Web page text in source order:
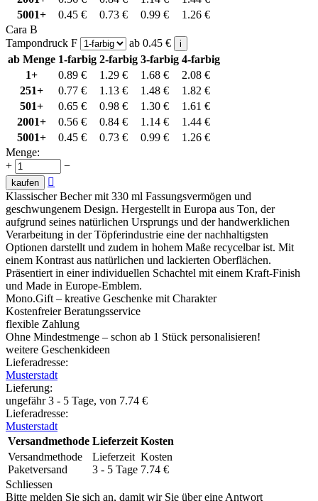
5001+
0.45 € 0.73 € 0.99 € 1.26 €
Cara B
Tampondruck F
ab 0.45 € i
ab Menge 1-farbig 2-farbig 3-farbig 4-farbig
1+
0.89 € 1.29 € 1.68 € 2.08 €
251+
0.77 € 1.13 € 1.48 € 1.82 €
501+
0.65 € 0.98 € 1.30 € 1.61 €
2001+
0.56 € 0.84 € 1.14 € 1.44 €
5001+
0.45 € 0.73 € 0.99 € 1.26 €
Menge:
+
−
kaufen

Klassischer Becher mit 330 ml Fassungsvermögen und
geschwungenem Design. Hergestellt in Europa aus Ton, der
aufgrund seines natürlichen Ursprungs und der handwerklichen
Verarbeitung in der Töpferindustrie eine der nachhaltigsten
Optionen darstellt und zudem in hohem Maße recycelbar ist. Mit
einem Kontrast aus natürlichen und lackierten Oberflächen.
Präsentiert in einer individuellen Schachtel mit einem Kraft-Finish
und Made in Europe-Emblem.
Mono.Gift – kreative Geschenke mit Charakter
Kostenfreier Beratungsservice
flexible Zahlung
Ohne Mindestmenge – schon ab 1 Stück personalisieren!
weitere Geschenkideen
Lieferadresse:
Musterstadt
Lieferung:
ungefähr 3 - 5 Tage, von 7.74 €
Lieferadresse:
Musterstadt
Versandmethode Lieferzeit Kosten
Versandmethode
Paketversand
Lieferzeit
3 - 5 Tage
Kosten
7.74 €
Schliessen
Bitte melden Sie sich an, damit wir Sie über eine Antwort